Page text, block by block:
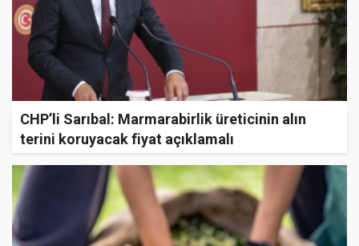
CHP’li Sarıbal: Marmarabirlik üreticinin alın
terini koruyacak fiyat açıklamalı